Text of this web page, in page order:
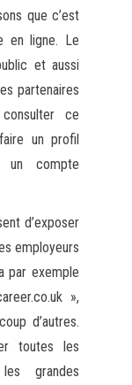
que c’est
en ligne. Le
et aussi
partenaires
ce
un profil
un compte
d’exposer
employeurs
par exemple
»,
d’autres.
toutes les
grandes